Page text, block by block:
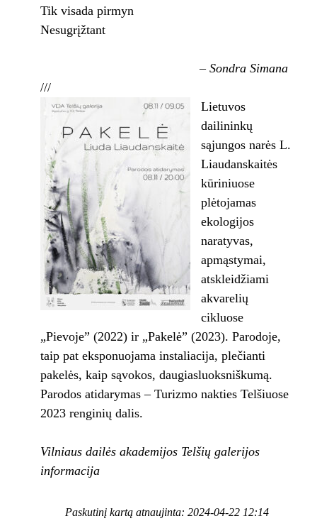
Tik visada pirmyn
Nesugrįžtant
– Sondra Simana
///
Lietuvos
dailininkų
sąjungos narės L.
Liaudanskaitės
kūriniuose
plėtojamas
ekologijos
naratyvas,
apmąstymai,
atskleidžiami
akvarelių
cikluose
„Pievoje” (2022) ir „Pakelė” (2023). Parodoje,
taip pat eksponuojama instaliacija, plečianti
pakelės, kaip sąvokos, daugiasluoksniškumą.
Parodos atidarymas – Turizmo nakties Telšiuose
2023 renginių dalis.
Vilniaus dailės akademijos Telšių galerijos
informacija
Paskutinį kartą atnaujinta: 2024-04-22 12:14